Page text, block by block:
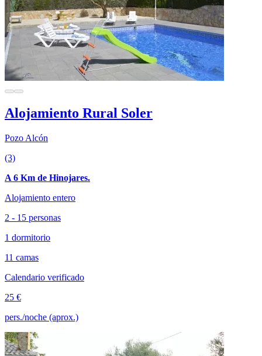
Alojamiento Rural Soler
Pozo Alcón
(3)
A 6 Km de Hinojares.
Alojamiento entero
2 - 15 personas
1 dormitorio
11 camas
Calendario verificado
25 €
pers./noche (aprox.)